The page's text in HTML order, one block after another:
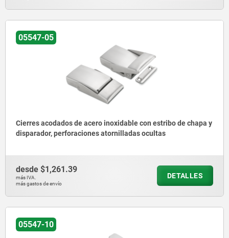
05547-05
Cierres acodados de acero inoxidable con estribo de chapa y
disparador, perforaciones atornilladas ocultas
desde $1,261.39
más IVA.
más gastos de envío
DETALLES
05547-10